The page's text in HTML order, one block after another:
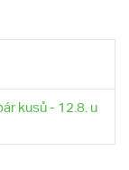
kusů - 12.8. u